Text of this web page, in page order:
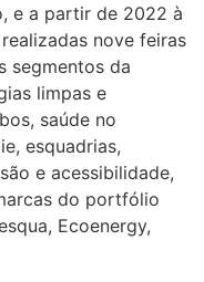
e a partir de 2022 à
nove feiras
segmentos da
limpas e
saúde no
esquadrias,
e acessibilidade,
do portfólio
Ecoenergy,